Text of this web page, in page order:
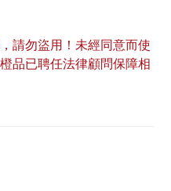
請勿盜用！未經同意而使
品已聘任法律顧問保障相